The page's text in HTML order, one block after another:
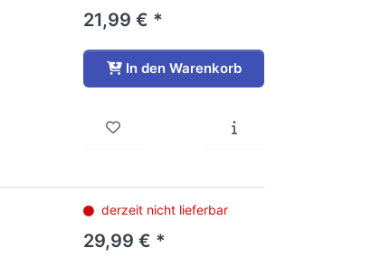
21,99 € *
In den Warenkorb
derzeit nicht lieferbar
29,99 € *